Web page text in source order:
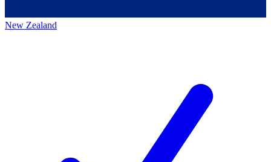
New Zealand